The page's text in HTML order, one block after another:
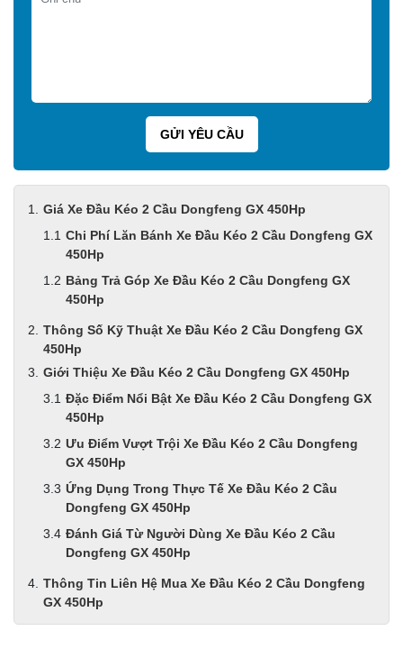
Giá Xe Đầu Kéo 2 Cầu Dongfeng GX 450Hp
Chi Phí Lăn Bánh Xe Đầu Kéo 2 Cầu Dongfeng GX
450Hp
Bảng Trả Góp Xe Đầu Kéo 2 Cầu Dongfeng GX
450Hp
Thông Số Kỹ Thuật Xe Đầu Kéo 2 Cầu Dongfeng GX
450Hp
Giới Thiệu Xe Đầu Kéo 2 Cầu Dongfeng GX 450Hp
Đặc Điểm Nổi Bật Xe Đầu Kéo 2 Cầu Dongfeng GX
450Hp
Ưu Điểm Vượt Trội Xe Đầu Kéo 2 Cầu Dongfeng
GX 450Hp
Ứng Dụng Trong Thực Tế Xe Đầu Kéo 2 Cầu
Dongfeng GX 450Hp
Đánh Giá Từ Người Dùng Xe Đầu Kéo 2 Cầu
Dongfeng GX 450Hp
Thông Tin Liên Hệ Mua Xe Đầu Kéo 2 Cầu Dongfeng
GX 450Hp